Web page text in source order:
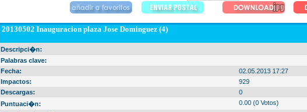
20130502 Inauguracion plaza Jose Dominguez (4)
Descripci�n:
Palabras clave:
Fecha:
02.05.2013 17:27
Impactos:
929
Descargas:
0
Puntuaci�n:
0.00 (0 Votos)